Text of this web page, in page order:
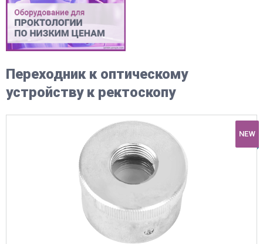
Переходник к оптическому
устройству к ректоскопу
NEW